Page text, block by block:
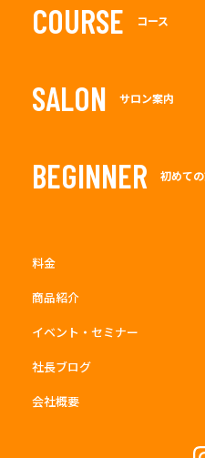
COURSE コース
SALON サロン案内
BEGINNER 初めて
料金
商品紹介
イベント・セミナー
社長ブログ
会社概要